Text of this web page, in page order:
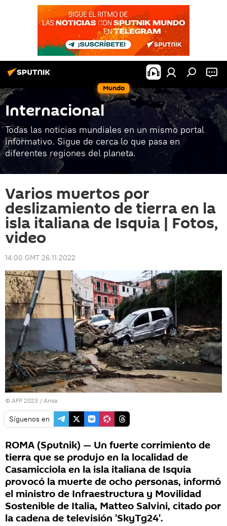
Mundo
Internacional
Todas las noticias mundiales en un mismo portal
informativo. Sigue de cerca lo que pasa en
diferentes regiones del planeta.
Varios muertos por
deslizamiento de tierra en la
isla italiana de Isquia | Fotos,
video
14:00 GMT 26.11.2022
© AFP 2023 / Ansa
Síguenos en
ROMA (Sputnik) — Un fuerte corrimiento de
tierra que se produjo en la localidad de
Casamicciola en la isla italiana de Isquia
provocó la muerte de ocho personas, informó
el ministro de Infraestructura y Movilidad
Sostenible de Italia, Matteo Salvini, citado por
la cadena de televisión 'SkyTg24'.